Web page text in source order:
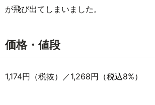
が飛び出てしまいました。
価格・値段
1,174円（税抜）／1,268円（税込8%）